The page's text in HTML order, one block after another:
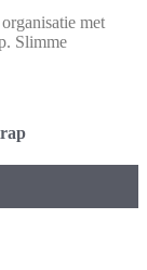
met
Slimme